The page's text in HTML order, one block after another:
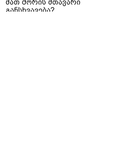
მათ შორის მთავარი
განსხვავება?